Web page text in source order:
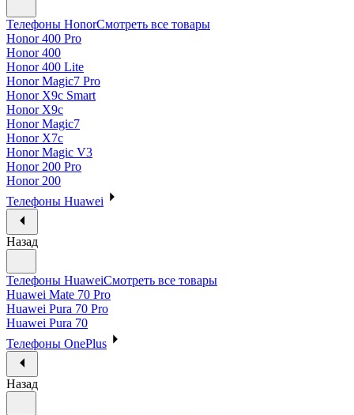
Телефоны HonorСмотреть все товары
Honor 400 Pro
Honor 400
Honor 400 Lite
Honor Magic7 Pro
Honor X9c Smart
Honor X9c
Honor Magic7
Honor X7c
Honor Magic V3
Honor 200 Pro
Honor 200
Телефоны Huawei
Назад
Телефоны HuaweiСмотреть все товары
Huawei Mate 70 Pro
Huawei Pura 70 Pro
Huawei Pura 70
Телефоны OnePlus
Назад